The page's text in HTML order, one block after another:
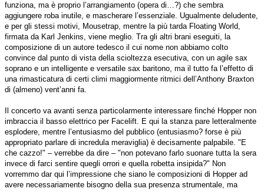
funziona, ma è proprio l’arrangiamento (opera di…?) che sembra
aggiungere roba inutile, e mascherare l’essenziale. Ugualmente deludente,
e per gli stessi motivi, Mousetrap, mentre la più tarda Floating World,
firmata da Karl Jenkins, viene meglio. Tra gli altri brani eseguiti, la
composizione di un autore tedesco il cui nome non abbiamo colto
convince dal punto di vista della scioltezza esecutiva, con un agile sax
soprano e un intelligente e versatile sax baritono, ma il tutto fa l’effetto di
una rimasticatura di certi climi maggiormente ritmici dell’Anthony Braxton
di (almeno) vent’anni fa.
Il concerto va avanti senza particolarmente interessare finché Hopper non
imbraccia il basso elettrico per Facelift. E qui la stanza pare letteralmente
esplodere, mentre l’entusiasmo del pubblico (entusiasmo? forse è più
appropriato parlare di incredula meraviglia) è decisamente palpabile. "E
che cazzo!" – verrebbe da dire – "non potevano farlo suonare tutta la sera
invece di farci sentire quegli orrori e quella robetta insipida?" Non
vorremmo dar qui l’impressione che siano le composizioni di Hopper ad
avere necessariamente bisogno della sua presenza strumentale, ma